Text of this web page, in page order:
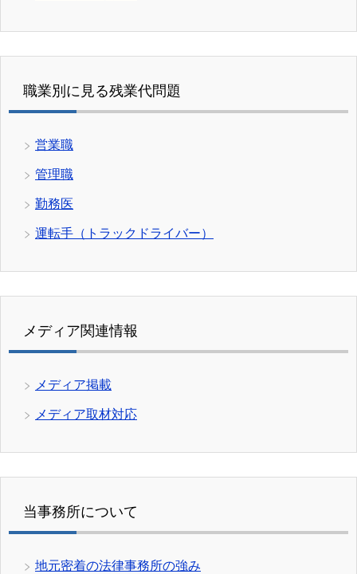
職業別に見る残業代問題
営業職
管理職
勤務医
運転手（トラックドライバー）
メディア関連情報
メディア掲載
メディア取材対応
当事務所について
地元密着の法律事務所の強み